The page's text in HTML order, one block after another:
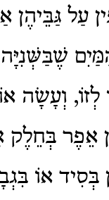
עַל
לְזוֹ, וְעָשָׂה
אֵפֶר בְּחֵלֶק
אוֹ